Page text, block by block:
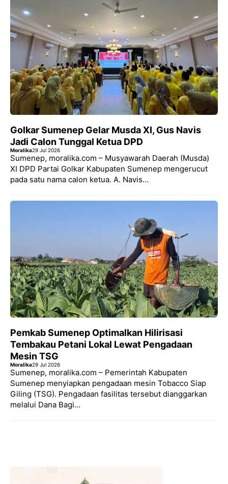
Golkar Sumenep Gelar Musda XI, Gus Navis
Jadi Calon Tunggal Ketua DPD
Moralika29 Jul 2026
Sumenep, moralika.com – Musyawarah Daerah (Musda)
XI DPD Partai Golkar Kabupaten Sumenep mengerucut
pada satu nama calon ketua. A. Navis…
Pemkab Sumenep Optimalkan Hilirisasi
Tembakau Petani Lokal Lewat Pengadaan
Mesin TSG
Moralika29 Jul 2026
Sumenep, moralika.com – Pemerintah Kabupaten
Sumenep menyiapkan pengadaan mesin Tobacco Siap
Giling (TSG). Pengadaan fasilitas tersebut dianggarkan
melalui Dana Bagi…